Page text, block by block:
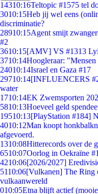
14310:16Teltopic #1575 tel
3010:15Heb jij wel eens
discriminatie?
28910:15Agent smijt
#2
3610:15[AMV] VS #1313
3710:14Hoogleraar: "Mensen
24010:14Israel en Gaza #17
29710:14[INFLUENCERS
water
1710:14EK Zwemsporten
5810:13Hoeveel geld
19510:13[PlayStation #184]
4010:12Man koopt
afgevoerd.
1310:08Hitterecords over de
6510:07Oorlog in Oekraïne
4210:06[2026/2027]
5110:06[Vulkanen] The Ring
vulkaanwereld
010:05Etna blijft actief